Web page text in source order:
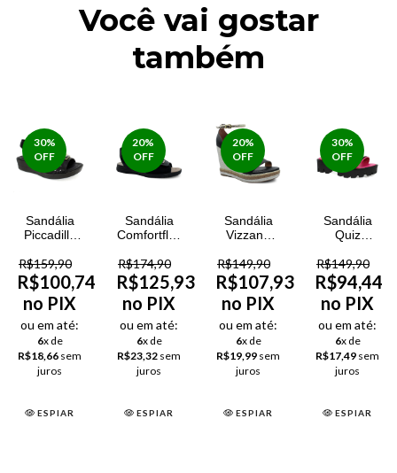
Você vai gostar
também
30%
OFF
Sandália
Piccadilly
Joanete
Feminina
R$159,90
R$100,74
no PIX
ou em até:
6x de
R$18,66 sem
juros
ESPIAR
20%
OFF
Sandália
Comfortflex
Plus
Feminina
Preto
R$174,90
R$125,93
no PIX
ou em até:
6x de
R$23,32 sem
juros
ESPIAR
20%
OFF
Sandália
Vizzano
Feminina
R$149,90
R$107,93
no PIX
ou em até:
6x de
R$19,99 sem
juros
ESPIAR
30%
OFF
Sandália
Quiz
Feminina
R$149,90
R$94,44
no PIX
ou em até:
6x de
R$17,49 sem
juros
ESPIAR